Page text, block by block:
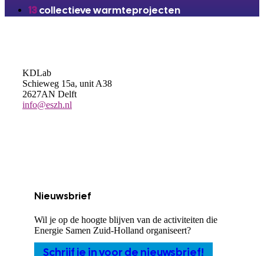
13collectieve warmteprojecten
KDLab
Schieweg 15a, unit A38
2627AN Delft
info@eszh.nl
Nieuwsbrief
Wil je op de hoogte blijven van de activiteiten die
Energie Samen Zuid-Holland organiseert?
Schrijf je in voor de nieuwsbrief!